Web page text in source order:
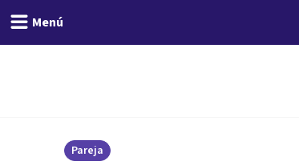
Menú
Pareja